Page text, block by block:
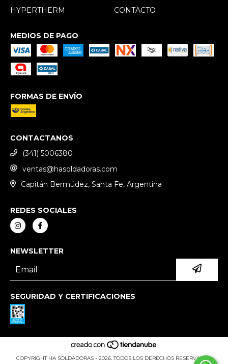
HYPERTHERM CONTACTO
MEDIOS DE PAGO
FORMAS DE ENVÍO
CONTACTANOS
(341) 5006380
ventas@hasoldadoras.com
Capitán Bermúdez, Santa Fe, Argentina
REDES SOCIALES
NEWSLETTER
SEGURIDAD Y CERTIFICACIONES
COPYRIGHT HA SOLDADORAS - 2026. TODOS LOS DERECHOS RESERVADOS.